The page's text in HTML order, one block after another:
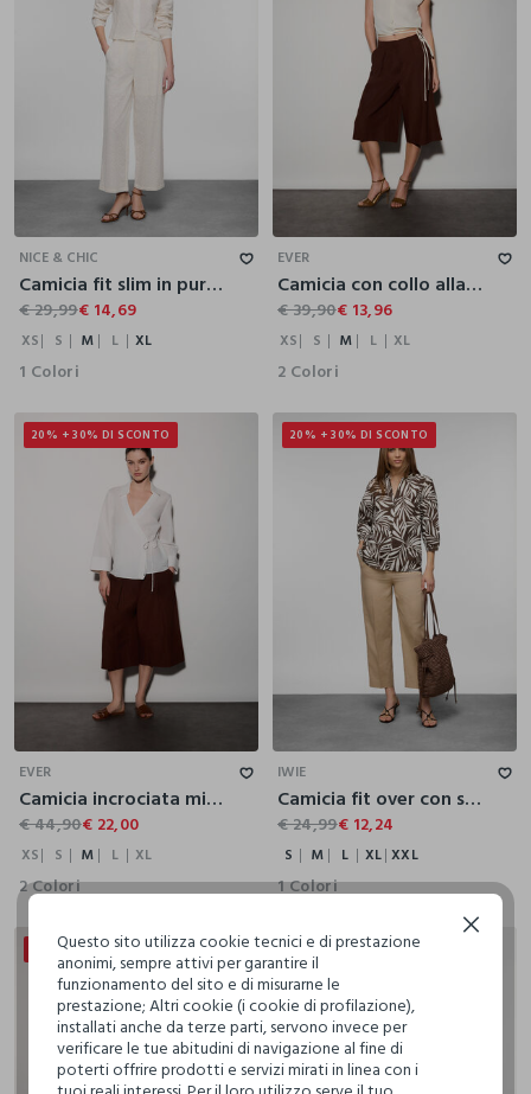
L
XL
NICE & CHIC
Camicia fit slim in puro cotone Sangallo donna
€ 29,99€ 14,69
XS S M L XL
1 Colori
EVER
Camicia con collo alla francese regular fit donna
€ 39,90€ 13,96
XS S M L XL
2 Colori
20% + 30% DI SCONTO
EVER
Camicia incrociata misto lino donna
€ 44,90€ 22,00
XS S M L XL
2 Colori
20% + 30% DI SCONTO
XXL
IWIE
Camicia fit over con scollo a V in puro cotone voile donna
€ 24,99€ 12,24
S M L XL XXL
1 Colori
50% + 30% DI SCONTO
Questo sito utilizza cookie tecnici e di prestazione
anonimi, sempre attivi per garantire il
funzionamento del sito e di misurarne le
prestazione; Altri cookie (i cookie di profilazione),
installati anche da terze parti, servono invece per
verificare le tue abitudini di navigazione al fine di
poterti offrire prodotti e servizi mirati in linea con i
Continua senza accettare